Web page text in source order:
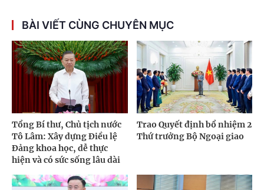
BÀI VIẾT CÙNG CHUYÊN MỤC
Tổng Bí thư, Chủ tịch nước
Tô Lâm: Xây dựng Điều lệ
Đảng khoa học, dễ thực
hiện và có sức sống lâu dài
Trao Quyết định bổ nhiệm 2
Thứ trưởng Bộ Ngoại giao